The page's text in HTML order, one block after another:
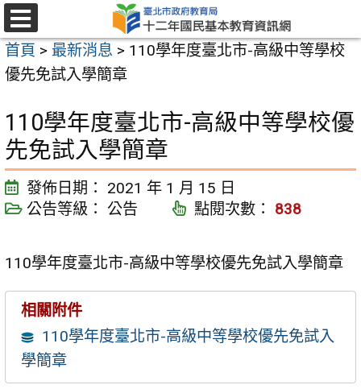
跳
至
主
要
容
區
選
單
首頁 > 最新消息 > 110學年度臺北市-高級中等學校
優先免試入學簡章
110學年度臺北市-高級中等學校優
先免試入學簡章
發佈日期：
2021 年 1 月 15 日
公告等級：
公告 點閱次數： 838
110學年度臺北市-高級中等學校優先免試入學簡章
相關附件
110學年度臺北市-高級中等學校優先免試入
學簡章